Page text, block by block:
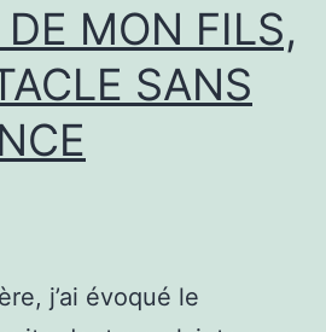
MON FILS,
SANS
j’ai évoqué le